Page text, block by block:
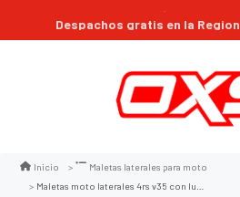
Despachos gratis en la
Inicio
Maletas laterales para moto
Maletas moto laterales 4rs v35 con luz led 44 lts universal